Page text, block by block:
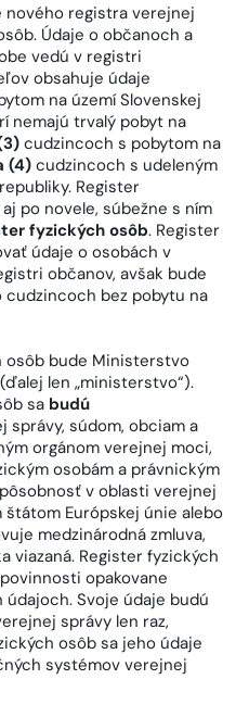
nového registra verejnej
Údaje o občanoch a
vedú v registri
obsahuje údaje
na území Slovenskej
nemajú trvalý pobyt na
cudzincoch s pobytom na
(4)cudzincoch s udeleným
Register
po novele, súbežne s ním
fyzických osôb. Register
údaje o osobách v
občanov, avšak bude
cudzincoch bez pobytu na
osôb bude Ministerstvo
len „ministerstvo“).
sa budú
správy, súdom, obciam a
orgánom verejnej moci,
osobám a právnickým
v oblasti verejnej
Európskej únie alebo
medzinárodná zmluva,
viazaná. Register fyzických
opakovane
Svoje údaje budú
správy len raz,
osôb sa jeho údaje
systémov verejnej